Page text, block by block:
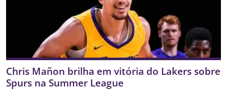
Chris Mañon brilha em vitória do Lakers sobre
Spurs na Summer League